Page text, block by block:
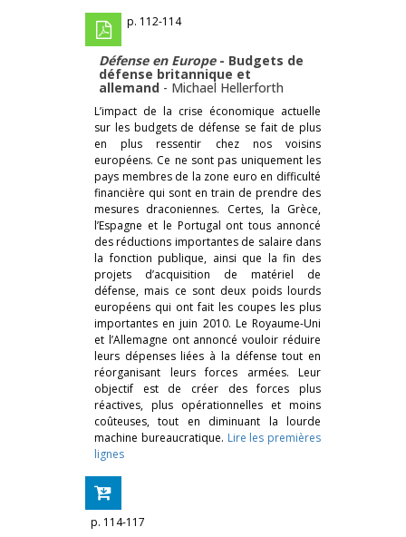
p. 112-114
Défense en Europe- Budgets de
défense britannique et
allemand - Michael Hellerforth
L’impact de la crise économique actuelle
sur les budgets de défense se fait de plus
en plus ressentir chez nos voisins
européens. Ce ne sont pas uniquement les
pays membres de la zone euro en difficulté
financière qui sont en train de prendre des
mesures draconiennes. Certes, la Grèce,
l’Espagne et le Portugal ont tous annoncé
des réductions importantes de salaire dans
la fonction publique, ainsi que la fin des
projets d’acquisition de matériel de
défense, mais ce sont deux poids lourds
européens qui ont fait les coupes les plus
importantes en juin 2010. Le Royaume-Uni
et l’Allemagne ont annoncé vouloir réduire
leurs dépenses liées à la défense tout en
réorganisant leurs forces armées. Leur
objectif est de créer des forces plus
réactives, plus opérationnelles et moins
coûteuses, tout en diminuant la lourde
machine bureaucratique. Lire les premières
lignes
p. 114-117